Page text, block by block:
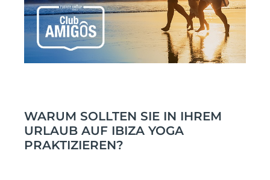
WARUM SOLLTEN SIE IN IHREM
URLAUB AUF IBIZA YOGA
PRAKTIZIEREN?